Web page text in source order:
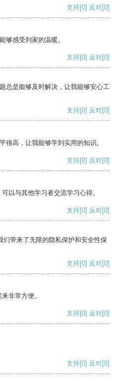
支持[0] 反对[0]
够感受到家的温暖。
支持[0] 反对[0]
总是能够及时解决，让我能够安心工
支持[0] 反对[0]
很高，让我能够学到实用的知识。
支持[0] 反对[0]
以与其他学习者交流学习心得。
支持[0] 反对[0]
带来了无限的隐私保护和安全性保
支持[0] 反对[0]
非常方便。
支持[0] 反对[0]
支持[0] 反对[0]